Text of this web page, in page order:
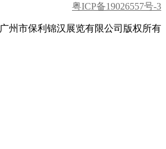
粤ICP备19026557号-3
广州市保利锦汉展览有限公司版权所有